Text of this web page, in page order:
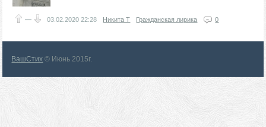
— 03.02.202022:28 Никита Т Гражданская лирика 0
ВашСтих © Июнь 2015г.